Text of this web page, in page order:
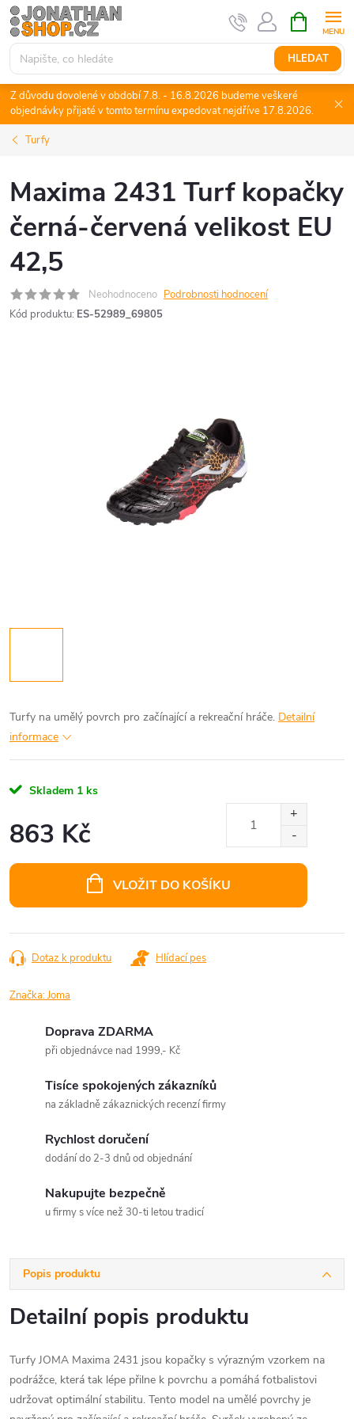
Přejít
na
obsah
HLEDAT
NÁKUPNÍ
KOŠÍK
Z důvodu dovolené v období 7.8. - 16.8.2026 budeme veškeré
objednávky přijaté v tomto termínu expedovat nejdříve 17.8.2026.
Turfy
Maxima 2431 Turf kopačky
černá-červená velikost EU
42,5
Neohodnoceno Podrobnosti hodnocení
Kód produktu: ES-52989_69805
Turfy na umělý povrch pro začínající a rekreační hráče. Detailní
informace
Skladem 1 ks
863 Kč
VLOŽIT DO KOŠÍKU
Dotaz k produktu Hlídací pes
Značka:Joma
Doprava ZDARMA
při objednávce nad 1999,- Kč
Tisíce spokojených zákazníků
na základně zákaznických recenzí firmy
Rychlost doručení
dodání do 2-3 dnů od objednání
Nakupujte bezpečně
u firmy s více než 30-ti letou tradicí
Popis produktu
Detailní popis produktu
Turfy JOMA Maxima 2431 jsou kopačky s výrazným vzorkem na
podrážce, která tak lépe přilne k povrchu a pomáhá fotbalistovi
udržovat optimální stabilitu. Tento model na umělé povrchy je